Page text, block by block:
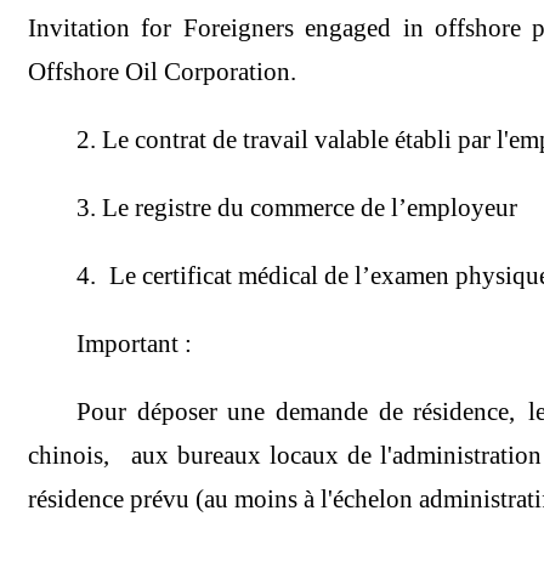
Invitation for Foreigners engaged in offshore
Offshore Oil Corporation.
2. Le contrat de travail valable établi par
3. Le registre du commerce de l’employeur
4. Le certificat médical de l’examen
Important :
Pour déposer une demande de
chinois, aux bureaux locaux de
résidence prévu (au moins à l'échelon